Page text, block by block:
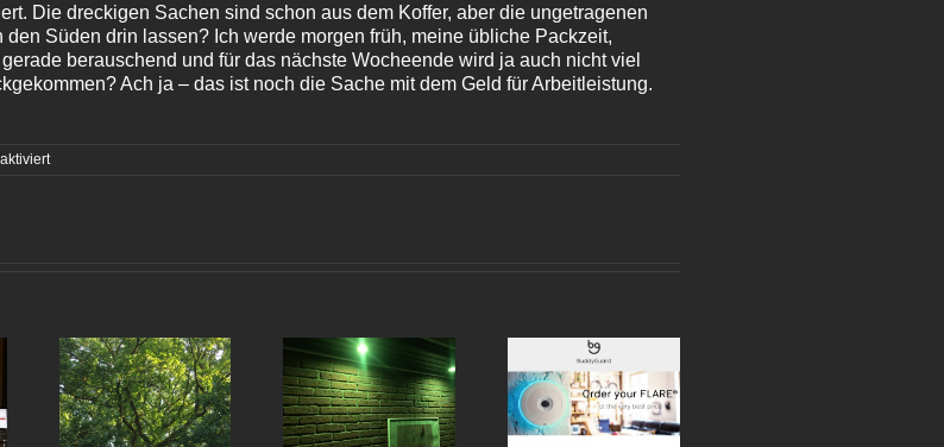
Die dreckigen Sachen sind schon aus dem Koffer, aber die ungetragenen
Süden drin lassen? Ich werde morgen früh, meine übliche Packzeit,
berauschend und für das nächste Wocheende wird ja auch nicht viel
Ach ja – das ist noch die Sache mit dem Geld für Arbeitleistung.
für